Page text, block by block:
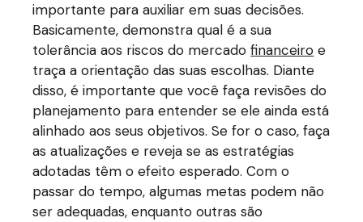
importante para auxiliar em suas decisões.
Basicamente, demonstra qual é a sua
tolerância aos riscos do mercadofinanceiro e
traça a orientação das suas escolhas. Diante
disso, é importante que você faça revisões do
planejamento para entender se ele ainda está
alinhado aos seus objetivos. Se for o caso, faça
as atualizações e reveja se as estratégias
adotadas têm o efeito esperado. Com o
passar do tempo, algumas metas podem não
ser adequadas, enquanto outras são